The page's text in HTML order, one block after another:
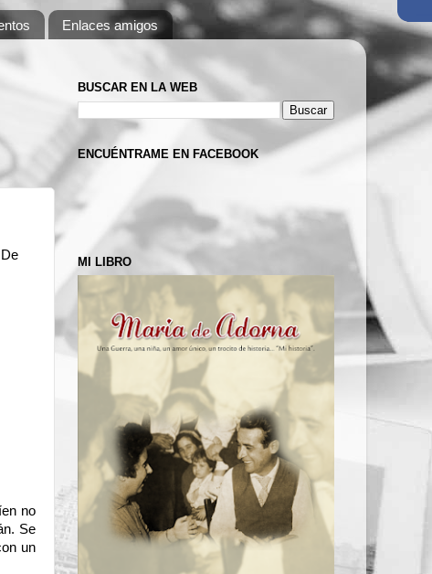
Enlaces amigos
no
Se
un
BUSCAR EN LA WEB
ENCUÉNTRAME EN FACEBOOK
MI LIBRO